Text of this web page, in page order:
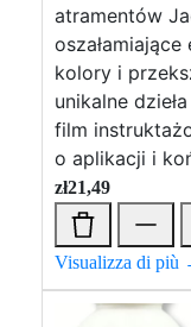
atramentów
kolory i
unikalne
film
o aplikacji i
zł21,49
Visualizza di più